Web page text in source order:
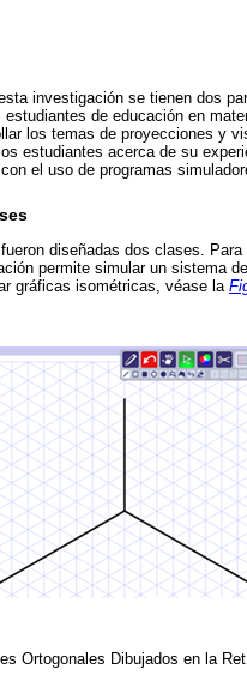
investigación se tienen dos
de educación en
los temas de proyecciones y
estudiantes acerca de su
el uso de programas
diseñadas dos clases.
permite simular un sistema
gráficas isométricas, véase la
Ortogonales Dibujados en la